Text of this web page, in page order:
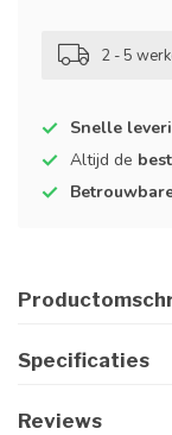
2 - 5
Snelle
Altijd de
Specificaties
Reviews